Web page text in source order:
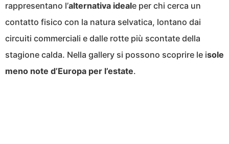
rappresentano l’alternativa ideale per chi cerca un
contatto fisico con la natura selvatica, lontano dai
circuiti commerciali e dalle rotte più scontate della
stagione calda. Nella gallery si possono scoprire le isole
meno note d’Europa per l’estate.